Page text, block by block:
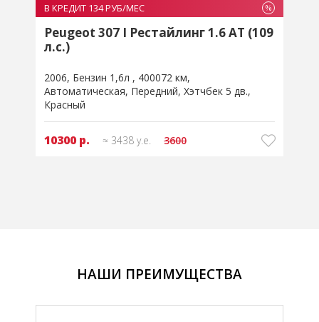
В КРЕДИТ 134 РУБ/МЕС %
Peugeot 307 I Рестайлинг 1.6 AT (109
л.с.)
2006 Бензин 1,6л
400072 км
Автоматическая Передний Хэтчбек 5 дв.
Красный
10300 р. ≈ 3438 у.е. 3600
НАШИ ПРЕИМУЩЕСТВА